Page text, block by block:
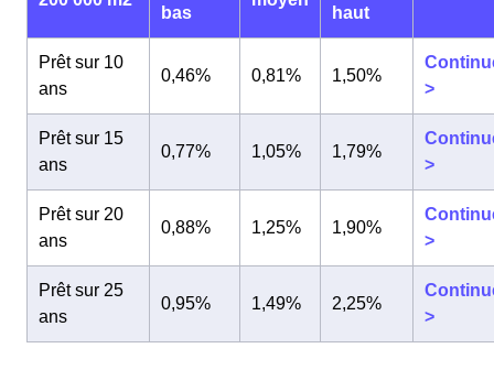
bas
haut
Prêt sur 10
ans
0,46% 0,81% 1,50%
>
Prêt sur 15
ans
0,77% 1,05% 1,79%
>
Prêt sur 20
ans
0,88% 1,25% 1,90%
>
Prêt sur 25
ans
0,95% 1,49% 2,25%
>